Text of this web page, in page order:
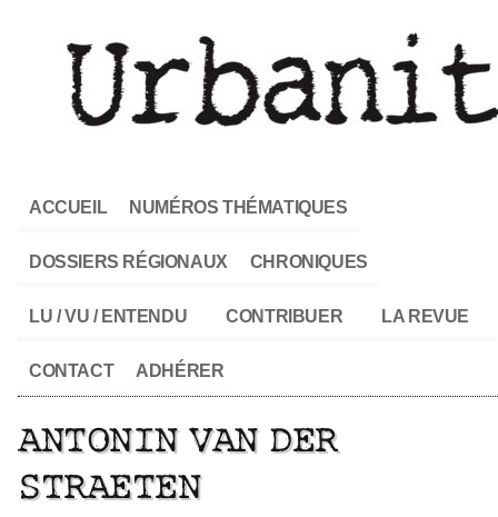
ACCUEIL NUMÉROS THÉMATIQUES
DOSSIERS RÉGIONAUX CHRONIQUES
LU / VU / ENTENDU CONTRIBUER LA REVUE
CONTACT ADHÉRER
ANTONIN VAN DER
STRAETEN